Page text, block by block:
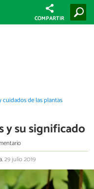
COMPARTIR
cuidados de las plantas
y su significado
29 julio 2019